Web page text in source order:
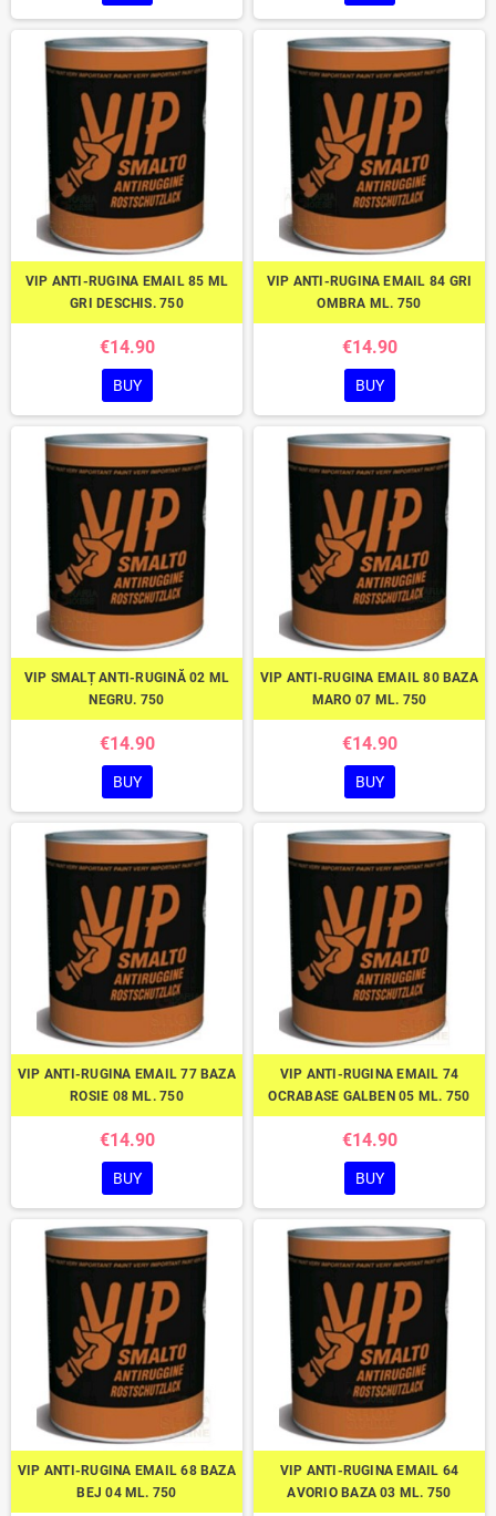
VIP ANTI-RUGINA EMAIL 85 ML
GRI DESCHIS. 750
€14.90
BUY
VIP ANTI-RUGINA EMAIL 84 GRI
OMBRA ML. 750
€14.90
BUY
VIP SMALȚ ANTI-RUGINĂ 02 ML
NEGRU. 750
€14.90
BUY
VIP ANTI-RUGINA EMAIL 80 BAZA
MARO 07 ML. 750
€14.90
BUY
VIP ANTI-RUGINA EMAIL 77 BAZA
ROSIE 08 ML. 750
€14.90
BUY
VIP ANTI-RUGINA EMAIL 74
OCRABASE GALBEN 05 ML. 750
€14.90
BUY
VIP ANTI-RUGINA EMAIL 68 BAZA
BEJ 04 ML. 750
VIP ANTI-RUGINA EMAIL 64
AVORIO BAZA 03 ML. 750